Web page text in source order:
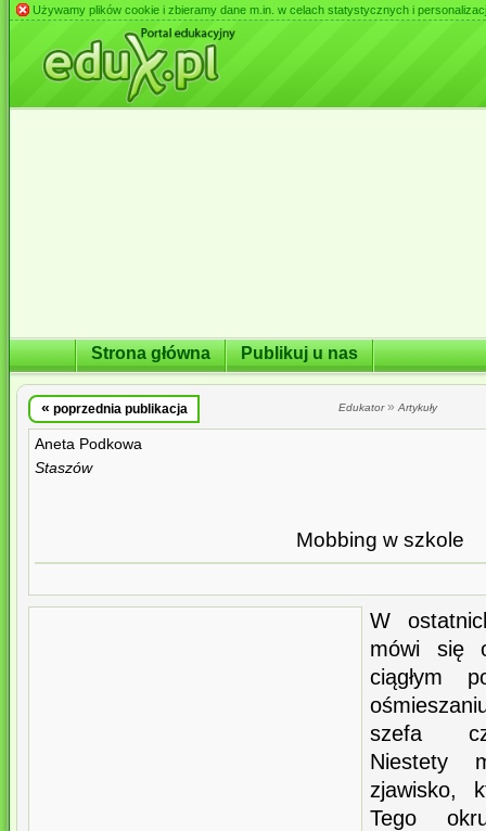
Używamy plików cookie i zbieramy dane m.in. w celach statystycznych i
Strona główna Publikuj u nas
« poprzednia publikacja Edukator»Artykuły
Aneta Podkowa
Staszów
Mobbing w szkole
W
mówi się
ciągłym
szefa
Niestety
zjawisko,
Tego